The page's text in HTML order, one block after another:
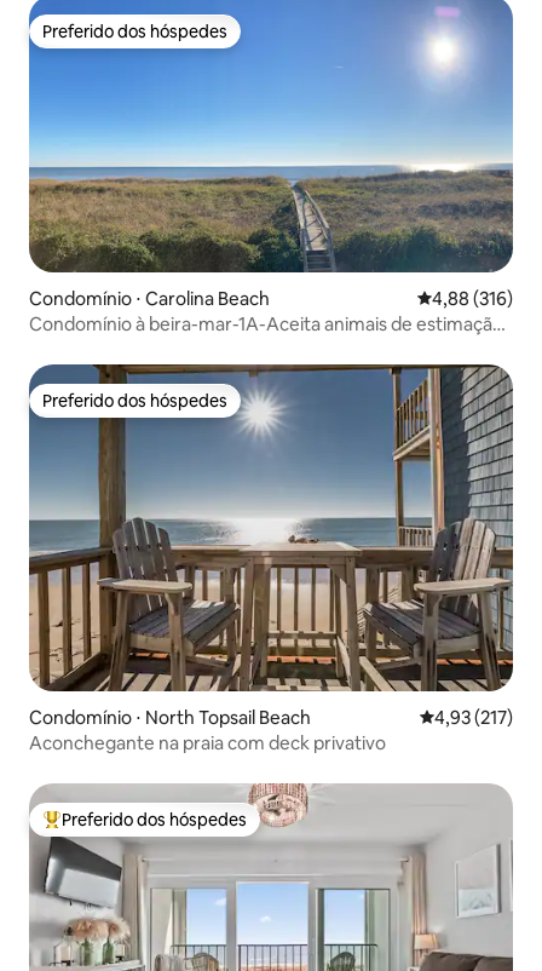
Preferido dos hóspedes
Preferido dos hóspedes
Condomínio ⋅ Carolina Beach 4,88 de uma
4,88 (316)
Condomínio à beira-mar-1A-Aceita animais de estimação!
Preferido dos hóspedes
Preferido dos hóspedes
Condomínio ⋅ North Topsail Beach 4,93 de uma
4,93 (217)
Aconchegante na praia com deck privativo
Entre os melhores preferidos dos hóspedes
Preferido dos hóspedes